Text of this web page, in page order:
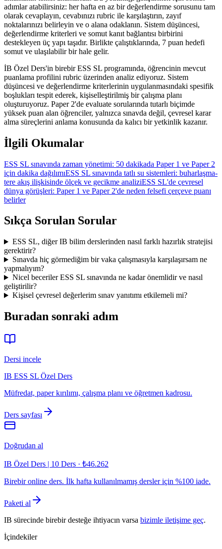
adımlar atabilirsiniz: her hafta en az bir değerlendirme sorusunu tam
olarak cevaplayın, cevabınızı rubric ile karşılaştırın, zayıf
noktalarınızı belirleyin ve o alana odaklanın. Sistem düşüncesi,
değerlendirme kriterleri ve somut kanıt bağlantısı birbirini
destekleyen üç yapı taşıdır. Birlikte çalıştıklarında, 7 puan hedefi
somut ve ulaşılabilir bir hale gelir.
İB Özel Ders'in birebir ESS SL programında, öğrencinin mevcut
puanlama profilini rubric üzerinden analiz ediyoruz. Sistem
düşüncesi ve değerlendirme kriterlerinin uygulanmasındaki spesifik
boşlukları tespit ederek, kişiselleştirilmiş bir çalışma planı
oluşturuyoruz. Paper 2'de evaluate sorularında tutarlı biçimde
yüksek puan alan öğrenciler, yalnızca sınavda değil, çevresel karar
alma süreçlerini anlama konusunda da kalıcı bir yetkinlik kazanır.
İlgili Okumalar
ESS SL sınavında zaman yönetimi: 50 dakikada Paper 1 ve Paper 2
için dakika dağılımıESS SL sınavında tatlı su sistemleri: buharlaşma-
tere akış ilişkisinde ölçek ve gecikme analiziESS SL'de çevresel
dünya görüşleri: Paper 1 ve Paper 2'de neden felsefi çerçeve puanı
belirler
Sıkça Sorulan Sorular
ESS SL, diğer IB bilim derslerinden nasıl farklı hazırlık stratejisi
gerektirir?
Sınavda hiç görmediğim bir vaka çalışmasıyla karşılaşırsam ne
yapmalıyım?
Nicel beceriler ESS SL sınavında ne kadar önemlidir ve nasıl
geliştirilir?
Kişisel çevresel değerlerim sınav yanıtımı etkilemeli mi?
Buradan sonraki adım
Dersi incele
IB ESS SL Özel Ders
Müfredat, paper kırılımı, çalışma planı ve öğretmen kadrosu.
Ders sayfası
Doğrudan al
IB Özel Ders | 10 Ders · ₺46.262
Birebir online ders. İlk hafta kullanılmamış dersler için %100 iade.
Paketi al
IB sürecinde birebir desteğe ihtiyacın varsa bizimle iletişime geç.
İçindekiler